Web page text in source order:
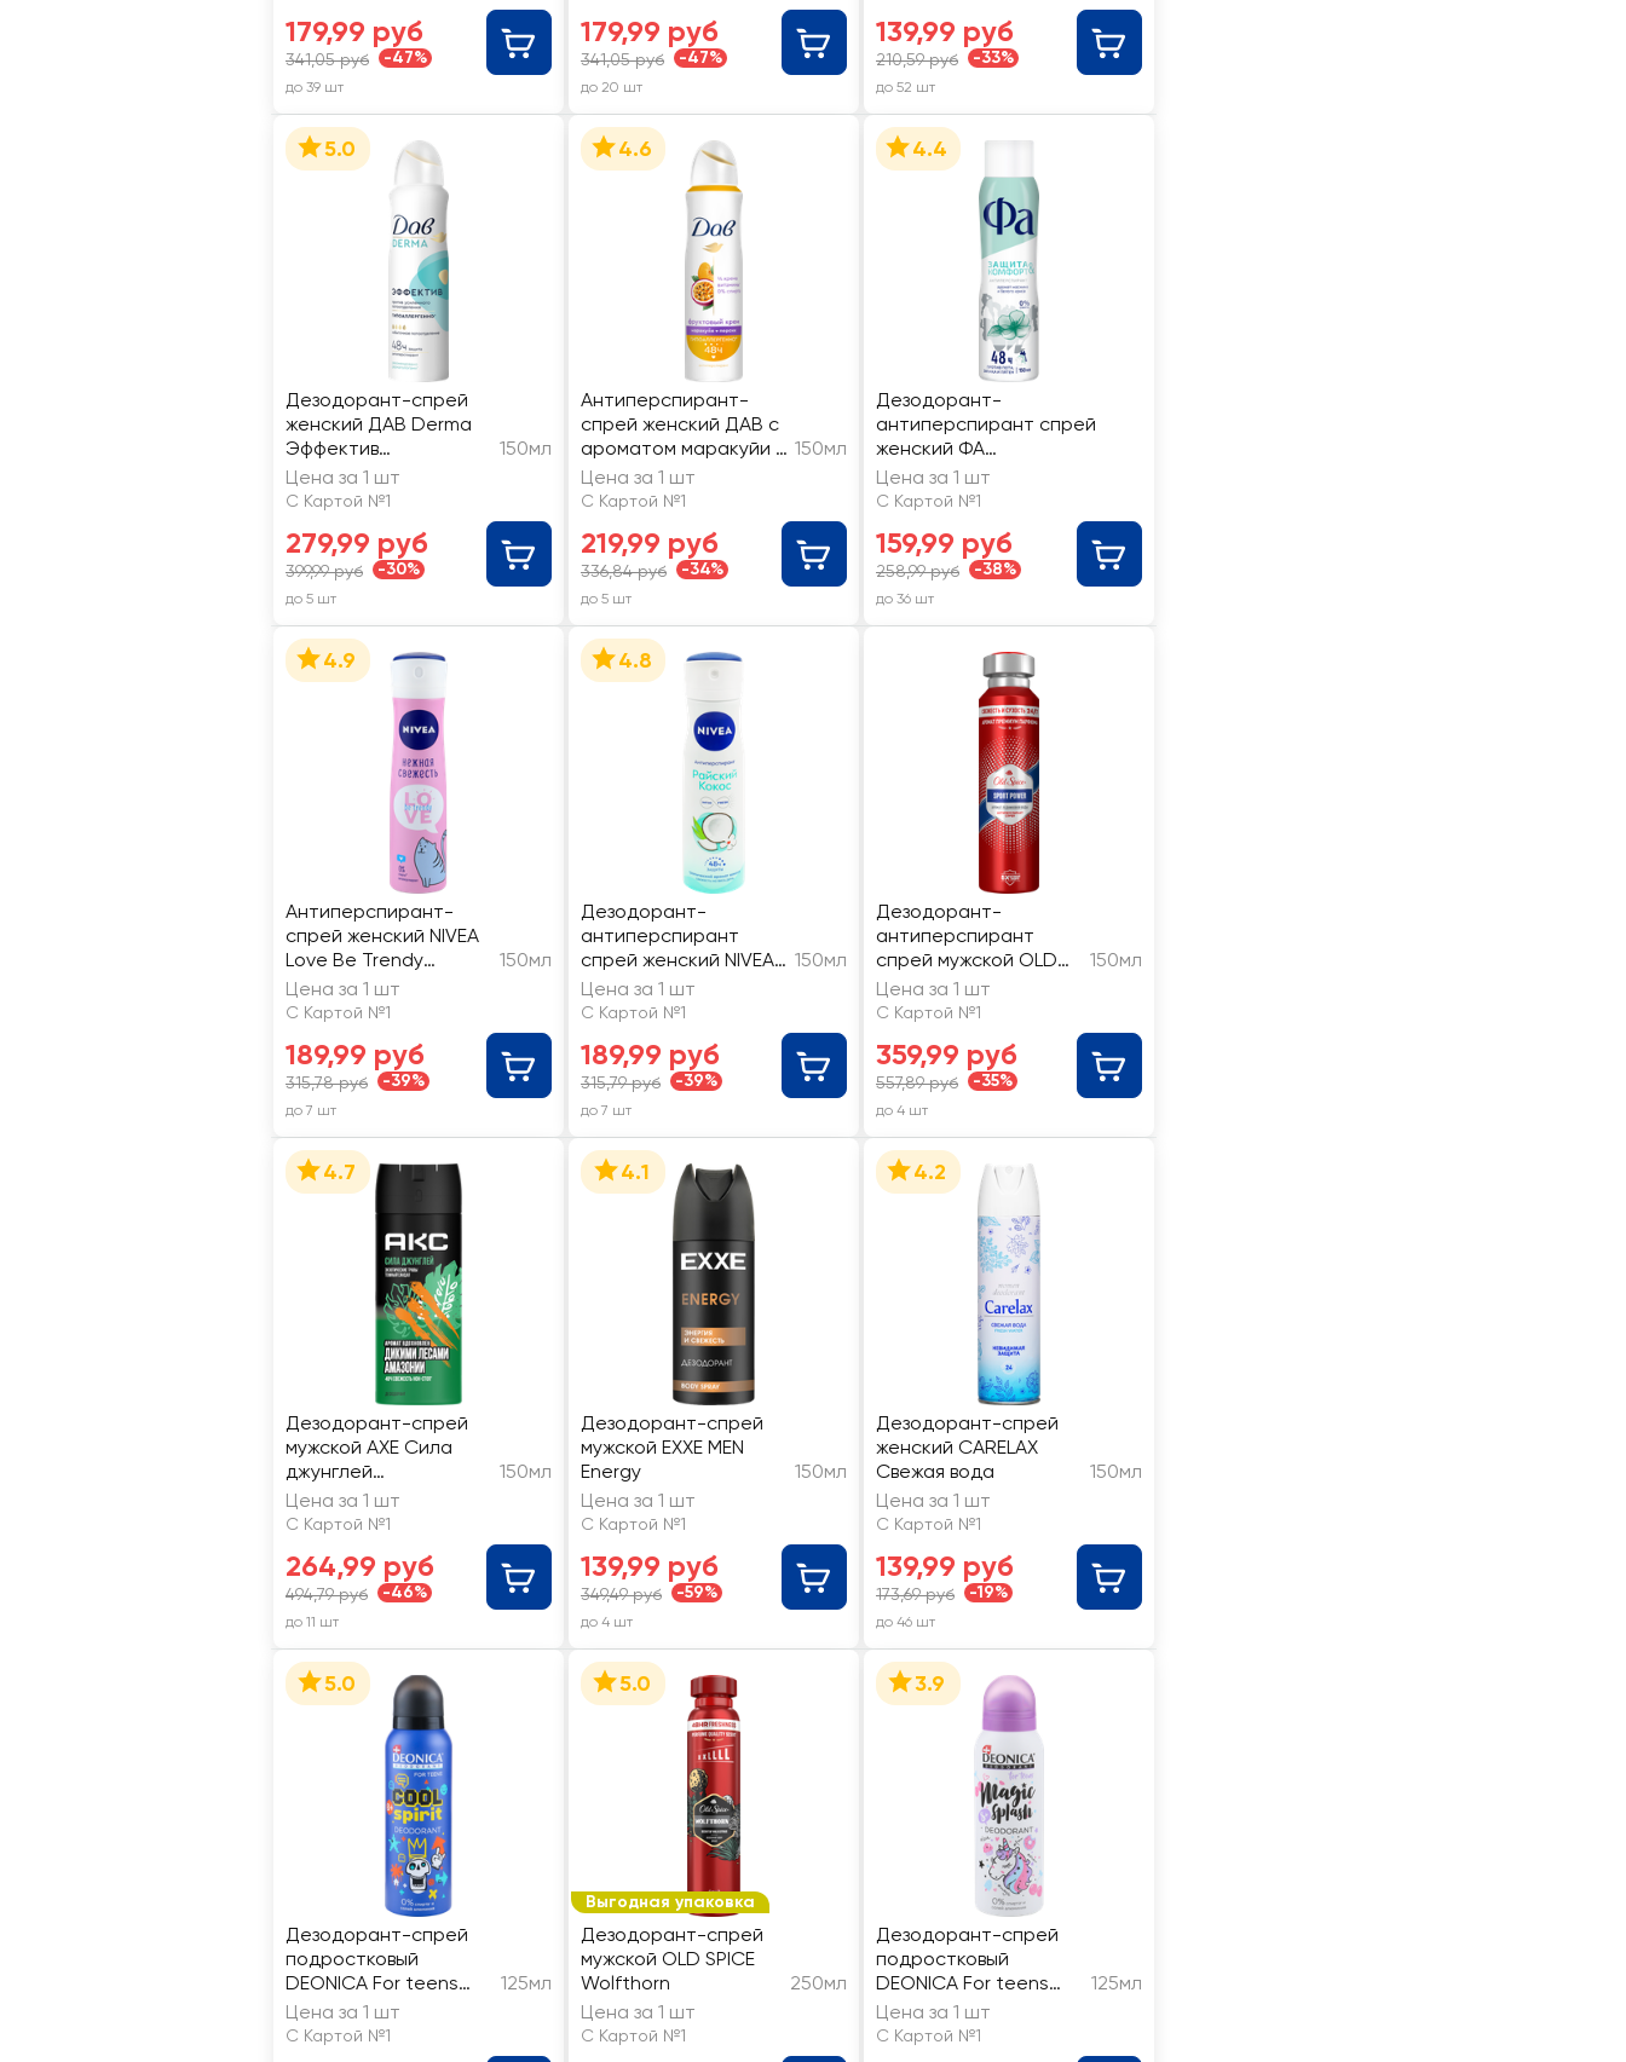
179,99 руб
341,05 руб -47%
до 39 шт
179,99 руб
341,05 руб -47%
до 20 шт
139,99 руб
210,59 руб -33%
до 52 шт
5.0
Дезодорант-спрей
женский ДАВ Derma
Эффектив
гипоаллергенный
150мл
Цена за 1 шт
С Картой №1
279,99 руб
399,99 руб -30%
до 5 шт
4.6
Антиперспирант-
спрей женский ДАВ с
ароматом маракуйи и
персика
150мл
Цена за 1 шт
С Картой №1
219,99 руб
336,84 руб -34%
до 5 шт
4.4
Дезодорант-
антиперспирант спрей
женский ФА
Защита&Комфорт Жасмин,
150мл
Цена за 1 шт
С Картой №1
159,99 руб
258,99 руб -38%
до 36 шт
4.9
Антиперспирант-
спрей женский NIVEA
Love Be Trendy
Нежная свежесть
150мл
Цена за 1 шт
С Картой №1
189,99 руб
315,78 руб -39%
до 7 шт
4.8
Дезодорант-
антиперспирант
спрей женский NIVEA
Райский кокос
150мл
Цена за 1 шт
С Картой №1
189,99 руб
315,79 руб -39%
до 7 шт
Дезодорант-
антиперспирант
спрей мужской OLD
SPICE Sport power
150мл
Цена за 1 шт
С Картой №1
359,99 руб
557,89 руб -35%
до 4 шт
4.7
Дезодорант-спрей
мужской AXE Сила
джунглей
Экзотические травы
Темный сандал
150мл
Цена за 1 шт
С Картой №1
264,99 руб
494,79 руб -46%
до 11 шт
4.1
Дезодорант-спрей
мужской EXXE MEN
Energy
150мл
Цена за 1 шт
С Картой №1
139,99 руб
349,49 руб -59%
до 4 шт
4.2
Дезодорант-спрей
женский CARELAX
Свежая вода
150мл
Цена за 1 шт
С Картой №1
139,99 руб
173,69 руб -19%
до 46 шт
5.0
Дезодорант-спрей
подростковый
DEONICA For teens
Cool Spirit
125мл
Цена за 1 шт
С Картой №1
Выгодная упаковка
5.0
Дезодорант-спрей
мужской OLD SPICE
Wolfthorn
250мл
Цена за 1 шт
С Картой №1
3.9
Дезодорант-спрей
подростковый
DEONICA For teens
Magic Splash
125мл
Цена за 1 шт
С Картой №1